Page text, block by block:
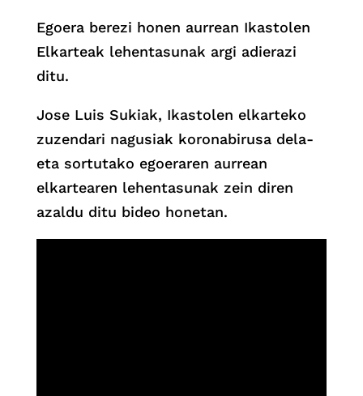
Egoera berezi honen aurrean Ikastolen
Elkarteak lehentasunak argi adierazi
ditu.
Jose Luis Sukiak, Ikastolen elkarteko
zuzendari nagusiak koronabirusa dela-
eta sortutako egoeraren aurrean
elkartearen lehentasunak zein diren
azaldu ditu bideo honetan.